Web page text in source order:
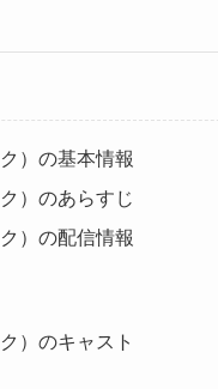
）の基本情報
）のあらすじ
）の配信情報
）のキャスト